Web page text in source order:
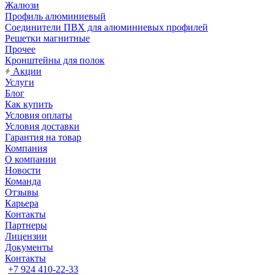
Жалюзи
Профиль алюминиевый
Соединители ПВХ для алюминиевых профилей
Решетки магнитные
Прочее
Кронштейны для полок
Акции
Услуги
Блог
Как купить
Условия оплаты
Условия доставки
Гарантия на товар
Компания
О компании
Новости
Команда
Отзывы
Карьера
Контакты
Партнеры
Лицензии
Документы
Контакты
+7 924 410-22-33